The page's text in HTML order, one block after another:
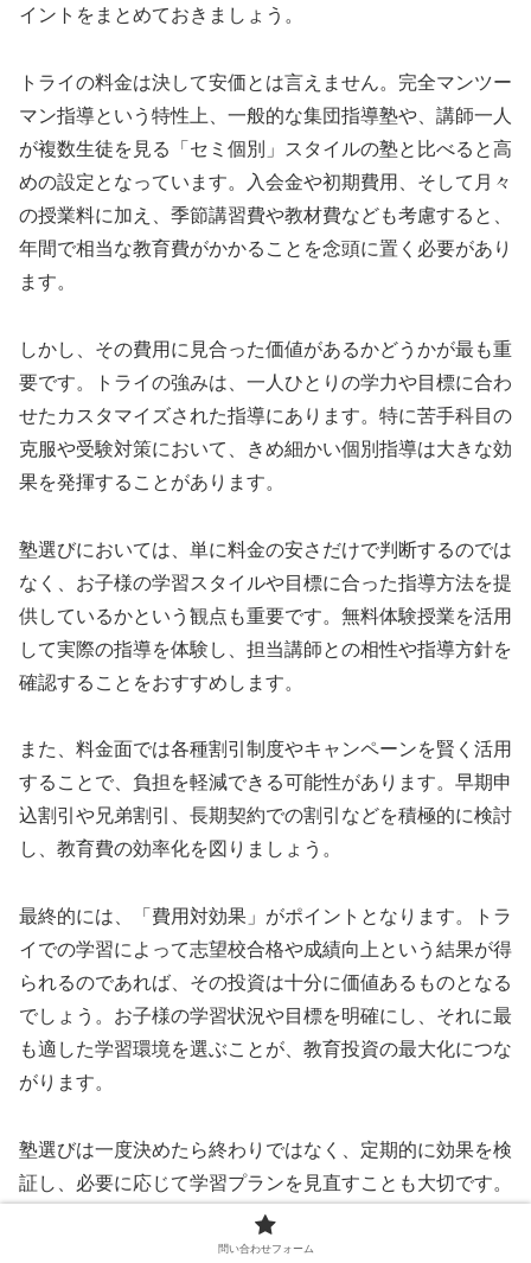
イントをまとめておきましょう。
トライの料金は決して安価とは言えません。完全マンツー
マン指導という特性上、一般的な集団指導塾や、講師一人
が複数生徒を見る「セミ個別」スタイルの塾と比べると高
めの設定となっています。入会金や初期費用、そして月々
の授業料に加え、季節講習費や教材費なども考慮すると、
年間で相当な教育費がかかることを念頭に置く必要があり
ます。
しかし、その費用に見合った価値があるかどうかが最も重
要です。トライの強みは、一人ひとりの学力や目標に合わ
せたカスタマイズされた指導にあります。特に苦手科目の
克服や受験対策において、きめ細かい個別指導は大きな効
果を発揮することがあります。
塾選びにおいては、単に料金の安さだけで判断するのでは
なく、お子様の学習スタイルや目標に合った指導方法を提
供しているかという観点も重要です。無料体験授業を活用
して実際の指導を体験し、担当講師との相性や指導方針を
確認することをおすすめします。
また、料金面では各種割引制度やキャンペーンを賢く活用
することで、負担を軽減できる可能性があります。早期申
込割引や兄弟割引、長期契約での割引などを積極的に検討
し、教育費の効率化を図りましょう。
最終的には、「費用対効果」がポイントとなります。トラ
イでの学習によって志望校合格や成績向上という結果が得
られるのであれば、その投資は十分に価値あるものとなる
でしょう。お子様の学習状況や目標を明確にし、それに最
も適した学習環境を選ぶことが、教育投資の最大化につな
がります。
塾選びは一度決めたら終わりではなく、定期的に効果を検
証し、必要に応じて学習プランを見直すことも大切です。
お子様の成長に合わせて柔軟に対応していくことが、最終
的な成功への鍵となるのです。
問い合わせフォーム